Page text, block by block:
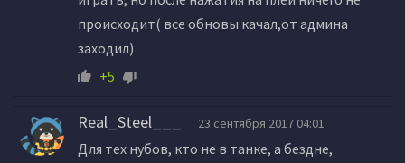
происходит( все обновы качал,от админа
заходил)
+5
Real_Steel___ 23 сентября 2017 04:01
Для тех нубов, кто не в танке, а бездне,